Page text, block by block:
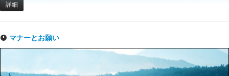
詳細
マナーとお願い